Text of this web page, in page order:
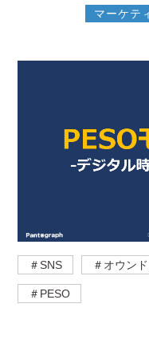
マーケテ
＃SNS ＃オウン
＃PESO